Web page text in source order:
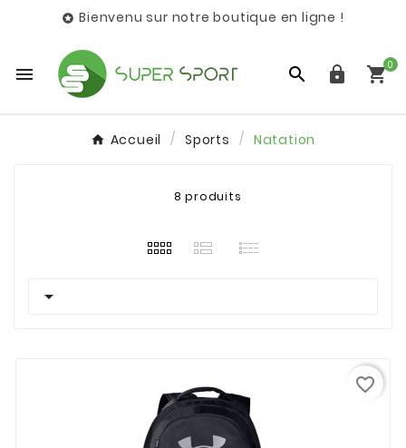
 Bienvenu sur notre boutique en ligne !
   0
Accueil Sports Natation
8 produits

favorite_border